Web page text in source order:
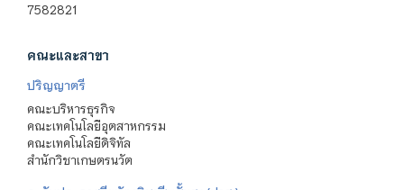
7582821
คณะและสาขา
ปริญญาตรี
คณะบริหารธุรกิจ
คณะเทคโนโลยีอุตสาหกรรม
คณะเทคโนโลยีดิจิทัล
สำนักวิชาเกษตรนวัต